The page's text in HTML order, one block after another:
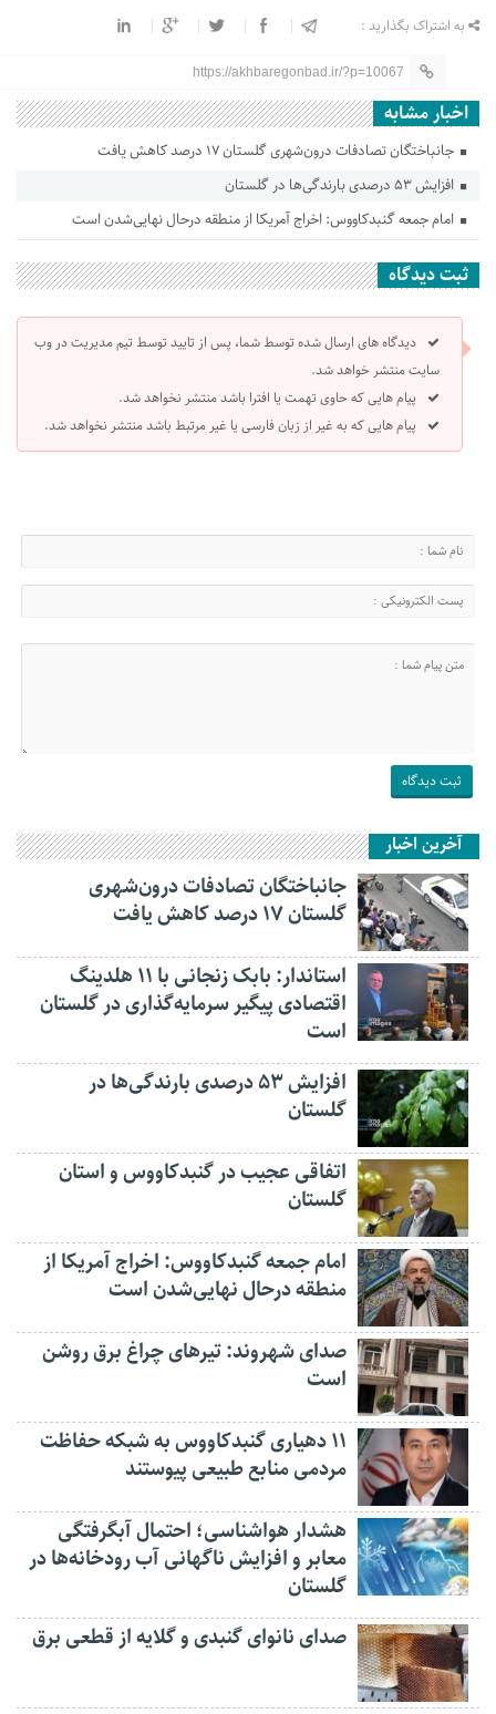
به اشتراک بگذارید :
https://akhbaregonbad.ir/?p=10067
اخبار مشابه
جانباختگان تصادفات درون‌شهری گلستان ۱۷ درصد کاهش یافت
افزایش ۵۳ درصدی بارندگی‌ها در گلستان
امام جمعه گنبدکاووس: اخراج آمریکا از منطقه درحال نهایی‌شدن است
ثبت دیدگاه
دیدگاه های ارسال شده توسط شما، پس از تایید توسط تیم مدیریت در وب
سایت منتشر خواهد شد.
پیام هایی که حاوی تهمت یا افترا باشد منتشر نخواهد شد.
پیام هایی که به غیر از زبان فارسی یا غیر مرتبط باشد منتشر نخواهد شد.
آخرین اخبار
جانباختگان تصادفات درون‌شهری
گلستان ۱۷ درصد کاهش یافت
استاندار: بابک زنجانی با ۱۱ هلدینگ
اقتصادی پیگیر سرمایه‌گذاری در گلستان
است
افزایش ۵۳ درصدی بارندگی‌ها در
گلستان
اتفاقی عجیب در‌ گنبدکاووس و استان
گلستان
امام جمعه گنبدکاووس: اخراج آمریکا از
منطقه درحال نهایی‌شدن است
صدای شهروند: تیرهای چراغ برق روشن
است
۱۱ دهیاری گنبدکاووس به شبکه حفاظت
مردمی منابع طبیعی پیوستند
هشدار هواشناسی؛ احتمال آبگرفتگی
معابر و افزایش ناگهانی آب رودخانه‌ها در
گلستان
صدای نانوای گنبدی و گلایه از قطعی برق